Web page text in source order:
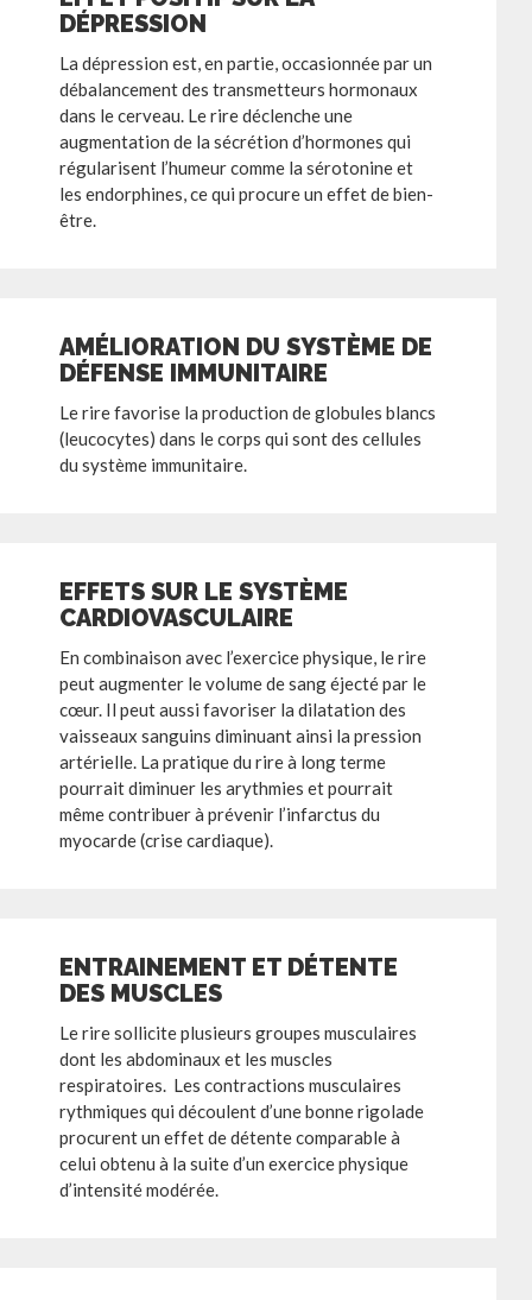
DÉPRESSION
La dépression est, en partie, occasionnée par un
débalancement des transmetteurs hormonaux
dans le cerveau. Le rire déclenche une
augmentation de la sécrétion d’hormones qui
régularisent l’humeur comme la sérotonine et
les endorphines, ce qui procure un effet de bien-
être.
AMÉLIORATION DU SYSTÈME DE
DÉFENSE IMMUNITAIRE
Le rire favorise la production de globules blancs
(leucocytes) dans le corps qui sont des cellules
du système immunitaire.
EFFETS SUR LE SYSTÈME
CARDIOVASCULAIRE
En combinaison avec l’exercice physique, le rire
peut augmenter le volume de sang éjecté par le
cœur. Il peut aussi favoriser la dilatation des
vaisseaux sanguins diminuant ainsi la pression
artérielle. La pratique du rire à long terme
pourrait diminuer les arythmies et pourrait
même contribuer à prévenir l’infarctus du
myocarde (crise cardiaque).
ENTRAINEMENT ET DÉTENTE
DES MUSCLES
Le rire sollicite plusieurs groupes musculaires
dont les abdominaux et les muscles
respiratoires. Les contractions musculaires
rythmiques qui découlent d’une bonne rigolade
procurent un effet de détente comparable à
celui obtenu à la suite d’un exercice physique
d’intensité modérée.